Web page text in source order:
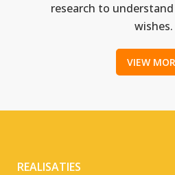
research to
wishes.
VIEW
REALISATIES